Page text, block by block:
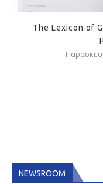
The Lexicon of
NEWSROOM